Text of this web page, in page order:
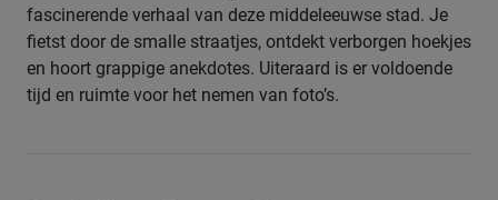
fascinerende verhaal van deze middeleeuwse stad. Je
fietst door de smalle straatjes, ontdekt verborgen hoekjes
en hoort grappige anekdotes. Uiteraard is er voldoende
tijd en ruimte voor het nemen van foto’s.